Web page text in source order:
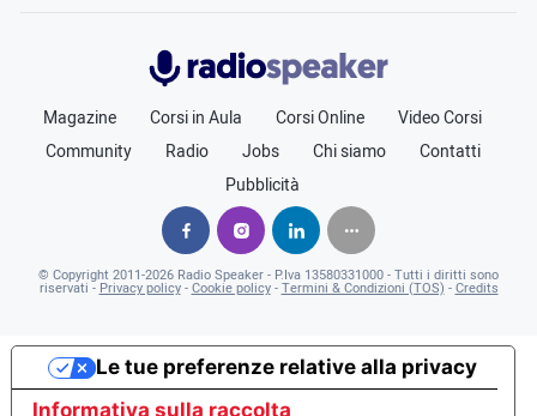
Radiospeaker.it
Magazine Corsi in Aula Corsi Online
Video Corsi
Community
Radio Jobs Chi siamo
Contatti
Pubblicità
© Copyright2011-2026 Radio Speaker - P.Iva 13580331000- Tutti i diritti sono
riservati - Privacy policy-Cookie policy-Termini & Condizioni (TOS) -Credits
Informativa sulla raccolta
Le tue preferenze relative alla privacy